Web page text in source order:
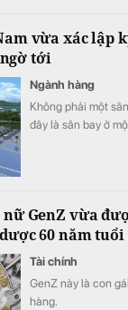
vừa xác lập
tới
Ngành hàng
Không phải một
đây là sân bay ở
GenZ vừa
60 năm tuổi
Tài chính
GenZ này là con
hàng.